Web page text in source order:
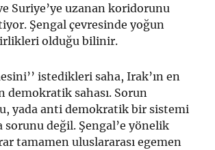
Suriye’ye uzanan koridorunu
Şengal çevresinde yoğun
olduğu bilinir.
istedikleri saha, Irak’ın en
demokratik sahası. Sorun
yada anti demokratik bir sistemi
sorunu değil. Şengal’e yönelik
tamamen uluslararası egemen